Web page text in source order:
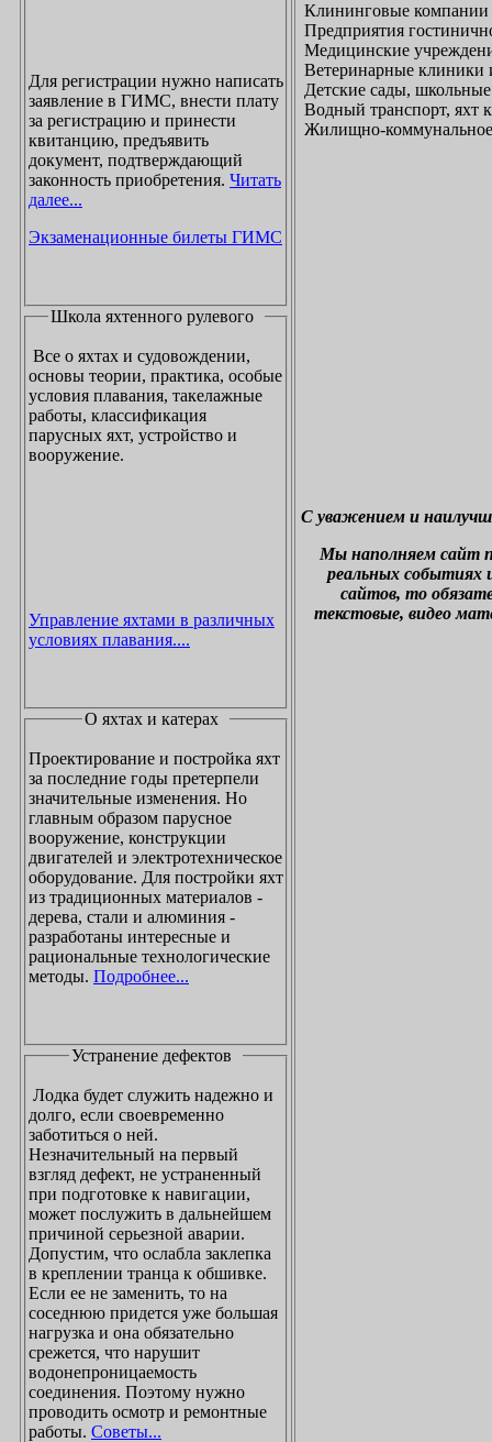
Для регистрации нужно написать
заявление в ГИМС, внести плату
за регистрацию и принести
квитанцию, предъявить
документ, подтверждающий
законность приобретения. Читать
далее...
Экзаменационные билеты ГИМС
Школа яхтенного рулевого
Все о яхтах и судовождении,
основы теории, практика, особые
условия плавания, такелажные
работы, классификация
парусных яхт, устройство и
вооружение.
Управление яхтами в различных
условиях плавания....
О яхтах и катерах
Проектирование и постройка яхт
за последние годы претерпели
значительные изменения. Но
главным образом парусное
вооружение, конструкции
двигателей и электротехническое
оборудование. Для постройки яхт
из традиционных материалов -
дерева, стали и алюминия -
разработаны интересные и
рациональные технологические
методы. Подробнее...
Устранение дефектов
Лодка будет служить надежно и
долго, если своевременно
заботиться о ней.
Незначительный на первый
взгляд дефект, не устраненный
при подготовке к навигации,
может послужить в дальнейшем
причиной серьезной аварии.
Допустим, что ослабла заклепка
в креплении транца к обшивке.
Если ее не заменить, то на
соседнюю придется уже большая
нагрузка и она обязательно
срежется, что нарушит
водонепроницаемость
соединения. Поэтому нужно
проводить осмотр и ремонтные
работы. Советы...
Клининговые компании
Предприятия
Медицинские
Ветеринарные клиники
Детские сады,
Водный транспорт,
Жилищно-коммунальное
С уважением и
Мы наполняем сайт
реальных событиях
сайтов, то
текстовые, видео